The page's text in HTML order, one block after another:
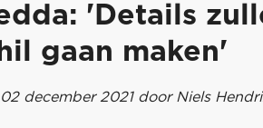
'Details
gaan maken'
december 2021 door Niels